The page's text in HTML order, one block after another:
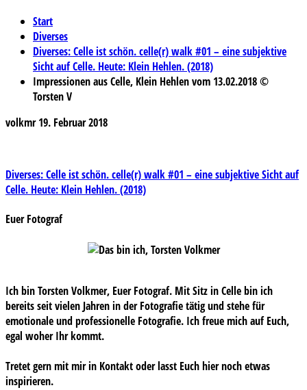
Start
Diverses
Diverses: Celle ist schön. celle(r) walk #01 – eine subjektive
Sicht auf Celle. Heute: Klein Hehlen. (2018)
Impressionen aus Celle, Klein Hehlen vom 13.02.2018 ©
Torsten V
volkmr 19. Februar 2018
Beitragsnavigation
Diverses: Celle ist schön. celle(r) walk #01 – eine subjektive Sicht auf
Celle. Heute: Klein Hehlen. (2018)
Euer Fotograf
Ich bin Torsten Volkmer, Euer Fotograf. Mit Sitz in Celle bin ich
bereits seit vielen Jahren in der Fotografie tätig und stehe für
emotionale und professionelle Fotografie. Ich freue mich auf Euch,
egal woher Ihr kommt.
Tretet gern mit mir in Kontakt oder lasst Euch hier noch etwas
inspirieren.